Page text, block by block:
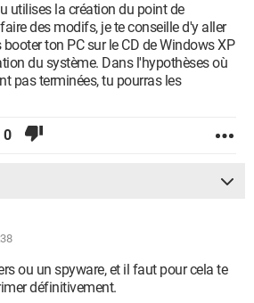
utilises la création du point de
des modifs, je te conseille d'y aller
ton PC sur le CD de Windows XP
du système. Dans l'hypothèses où
pas terminées, tu pourras les
0
ou un spyware, et il faut pour cela te
définitivement.